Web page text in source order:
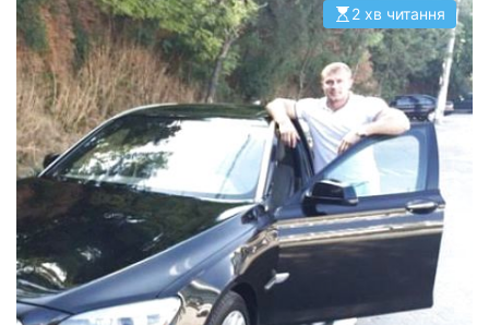
О
р
і
є
н
т
о
в
н
й
а
с
ч
н
2 хв читання